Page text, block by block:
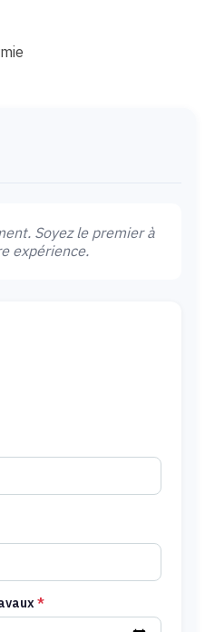
Soyez le premier à
expérience.
*